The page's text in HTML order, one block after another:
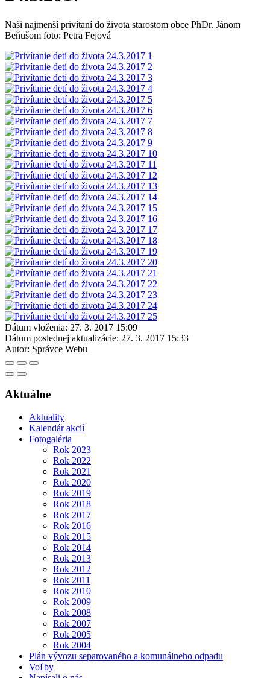
Naši najmenší privítaní do života starostom obce PhDr. Jánom
Beňušom foto: Petra Fejová
Dátum vloženia: 27. 3. 2017 15:09
Dátum poslednej aktualizácie: 27. 3. 2017 15:33
Autor: Správce Webu
Aktuálne
Aktuality
Kalendár akcií
Fotogaléria
Rok 2023
Rok 2022
Rok 2021
Rok 2020
Rok 2019
Rok 2018
Rok 2017
Rok 2016
Rok 2015
Rok 2014
Rok 2013
Rok 2012
Rok 2011
Rok 2010
Rok 2009
Rok 2008
Rok 2007
Rok 2005
Rok 2004
Plán vývozu separovaného a komunálneho odpadu
Voľby